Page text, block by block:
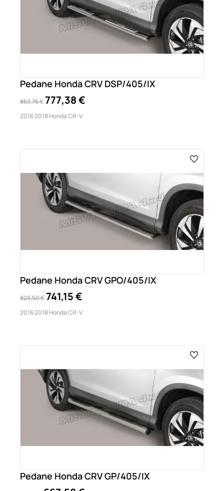
Pedane Honda CRV DSP/405/IX
863,76 €777,38 €
2016 2018 Honda CR-V
Pedane Honda CRV GPO/405/IX
823,50 €741,15 €
2016 2018 Honda CR-V
Pedane Honda CRV GP/405/IX